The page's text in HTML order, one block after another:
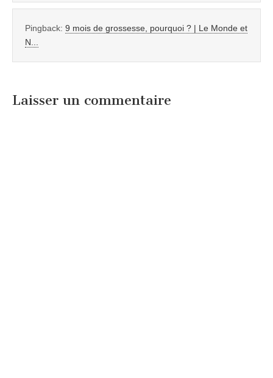
Pingback: 9 mois de grossesse, pourquoi ? | Le Monde et
N...
Laisser un commentaire